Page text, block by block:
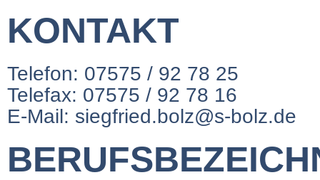
KONTAKT
Telefon: 07575 / 92 78 25
Telefax: 07575 / 92 78 16
E-Mail: siegfried.bolz@s-bolz.de